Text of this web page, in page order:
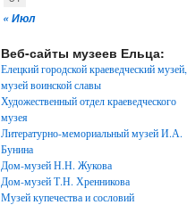
« Июл
Веб-сайты музеев Ельца:
Елецкий городской краеведческий музей,
музей воинской славы
Художественный отдел краеведческого
музея
Литературно-мемориальный музей И.А.
Бунина
Дом-музей Н.Н. Жукова
Дом-музей Т.Н. Хренникова
Музей купечества и сословий